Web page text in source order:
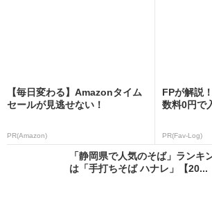
【毎日変わる】Amazonタイム
セールが見逃せない！
PR(Amazon)
FPが解説
数料0円で
PR(Fav-Log)
「静岡県で人気のそば」ラン
は「手打ちそば ハナレ」【20...